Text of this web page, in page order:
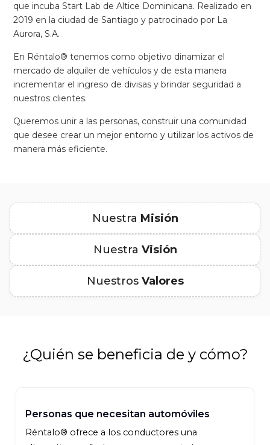
que incuba Start Lab de Altice Dominicana. Realizado en
2019 en la ciudad de Santiago y patrocinado por La
Aurora, S.A.
En Réntalo® tenemos como objetivo dinamizar el
mercado de alquiler de vehículos y de esta manera
incrementar el ingreso de divisas y brindar seguridad a
nuestros clientes.
Queremos unir a las personas, construir una comunidad
que desee crear un mejor entorno y utilizar los activos de
manera más eficiente.
Nuestra Misión
Nuestra Visión
Nuestros Valores
¿Quién se beneficia de y cómo?
Personas que necesitan automóviles
Réntalo® ofrece a los conductores una